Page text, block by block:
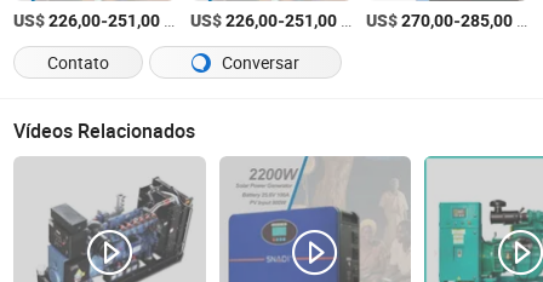
US$226,00-251,00 US$226,00-251,00/Peça US$270,00-285,00
Contato
Conversar
Vídeos Relacionados